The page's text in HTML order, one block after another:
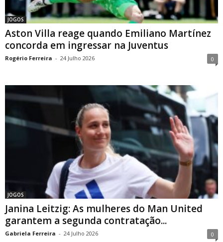
JOGOS
Aston Villa reage quando Emiliano Martínez
concorda em ingressar na Juventus
Rogério Ferreira - 24 Julho 2026 0
JOGOS
Janina Leitzig: As mulheres do Man United
garantem a segunda contratação...
Gabriela Ferreira - 24 Julho 2026 0